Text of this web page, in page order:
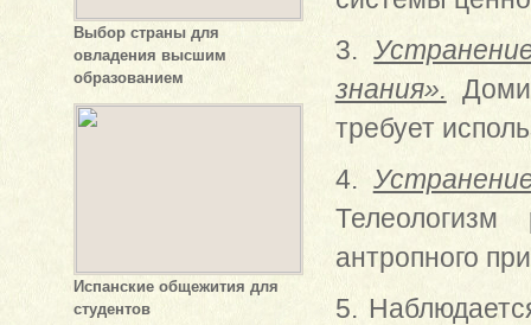
Выбор страны для
овладения высшим
образованием
Испанские общежития для
студентов
3.
знания».
требует
4.
антропного
5.